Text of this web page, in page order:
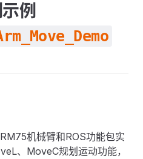
例
机械臂和ROS功能包实
、MoveC规划运动功能，